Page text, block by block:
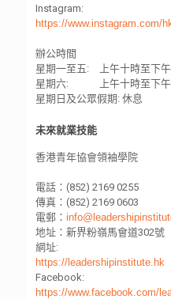
Instagram:
https://www.instagram.com/
辦公時間
星期一至五: 上午十時至下
星期六: 上午十時至下午
星期日及公眾假期: 休息
未來就業技能
香港青年協會領袖學院
電話：(852) 2169 0255
傳真：(852) 2169 0603
電郵：
地址：新界粉嶺馬會道302號
網址:
https://leadershipinstitute.hk
Facebook:
https://www.facebook.com/